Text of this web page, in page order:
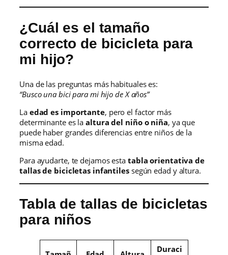
¿Cuál es el tamaño
correcto de bicicleta para
mi hijo?
Una de las preguntas más habituales es:
“Busco una bici para mi hijo de X años”
La edad es importante, pero el factor más
determinante es laaltura del niño o niña, ya que
puede haber grandes diferencias entre niños de la
misma edad.
Para ayudarte, te dejamos esta tabla orientativa de
tallas de bicicletas infantilessegún edad y altura.
Tabla de tallas de bicicletas
para niños
Duraci